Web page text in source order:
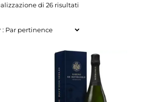
di 26 risultati